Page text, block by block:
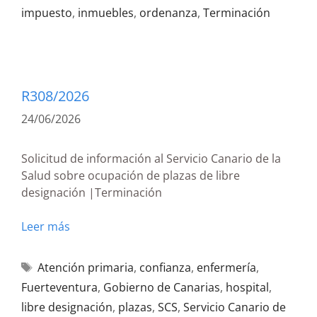
impuesto, inmuebles, ordenanza, Terminación
R308/2026
24/06/2026
Solicitud de información al Servicio Canario de la
Salud sobre ocupación de plazas de libre
designación |Terminación
Leer más
Atención primaria, confianza, enfermería,
Fuerteventura, Gobierno de Canarias, hospital,
libre designación, plazas, SCS, Servicio Canario de